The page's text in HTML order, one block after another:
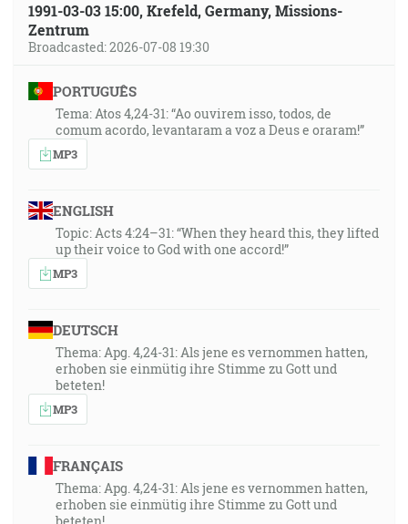
1991-03-03 15:00, Krefeld, Germany, Missions-
Zentrum
Broadcasted: 2026-07-08 19:30
PORTUGUÊS
Tema: Atos 4,24-31: “Ao ouvirem isso, todos, de
comum acordo, levantaram a voz a Deus e oraram!”
MP3
ENGLISH
Topic: Acts 4:24–31: “When they heard this, they lifted
up their voice to God with one accord!”
MP3
DEUTSCH
Thema: Apg. 4,24-31: Als jene es vernommen hatten,
erhoben sie einmütig ihre Stimme zu Gott und
beteten!
MP3
FRANÇAIS
Thema: Apg. 4,24-31: Als jene es vernommen hatten,
erhoben sie einmütig ihre Stimme zu Gott und